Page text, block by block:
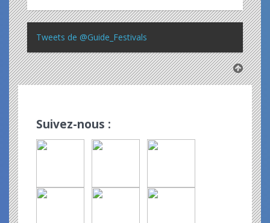
Tweets de @Guide_Festivals
Suivez-nous :